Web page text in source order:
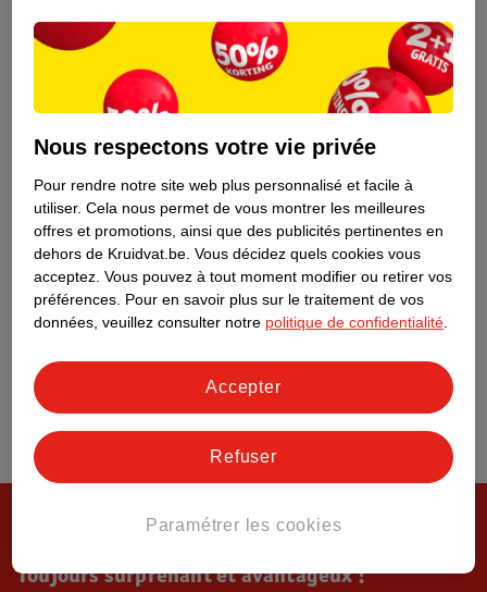
Toujours surprenant et avantageux !
Nous respectons votre vie privée
Pour rendre notre site web plus personnalisé et facile à
utiliser. Cela nous permet de vous montrer les meilleures
offres et promotions, ainsi que des publicités pertinentes en
dehors de Kruidvat.be. Vous décidez quels cookies vous
acceptez. Vous pouvez à tout moment modifier ou retirer vos
préférences. Pour en savoir plus sur le traitement de vos
données, veuillez consulter notre politique de confidentialité
Paramétrer les cookies
Refuser
Accepter